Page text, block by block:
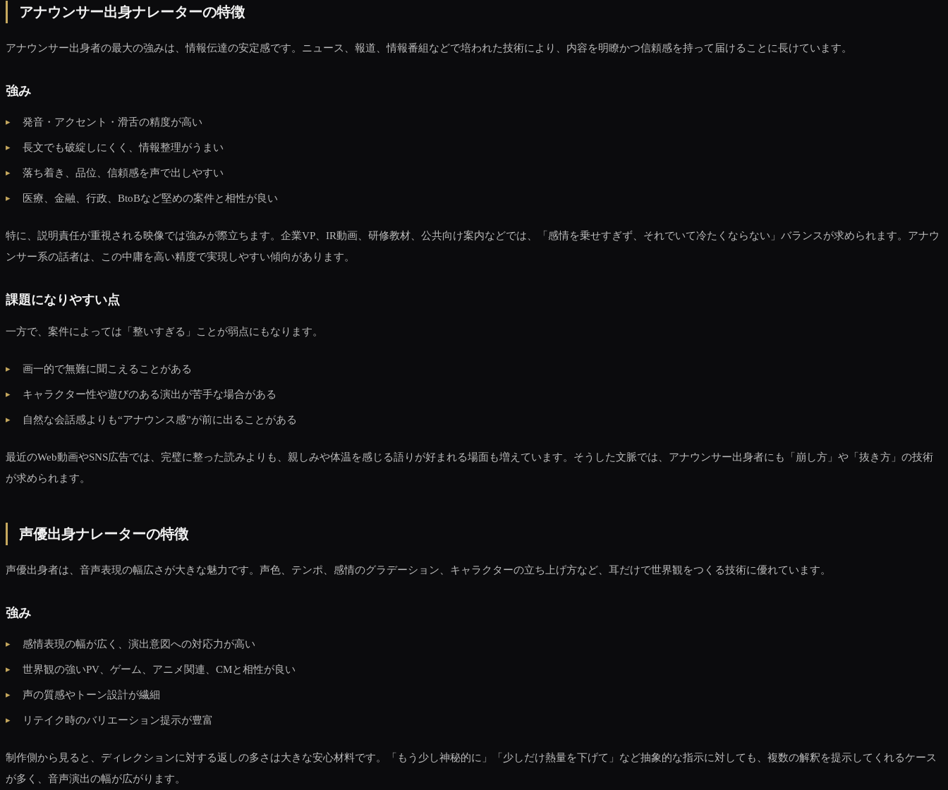
アナウンサー出身ナレーターの特徴
アナウンサー出身者の最大の強みは、情報伝達の安定感です。ニュース、報道、情報番組などで培われた技術により、内容を明瞭かつ信頼感を持って届けることに長けています。
強み
発音・アクセント・滑舌の精度が高い
長文でも破綻しにくく、情報整理がうまい
落ち着き、品位、信頼感を声で出しやすい
医療、金融、行政、BtoBなど堅めの案件と相性が良い
特に、説明責任が重視される映像では強みが際立ちます。企業VP、IR動画、研修教材、公共向け案内などでは、「感情を乗せすぎず、それでいて冷たくならない」バランスが求められます。アナウ
ンサー系の話者は、この中庸を高い精度で実現しやすい傾向があります。
課題になりやすい点
一方で、案件によっては「整いすぎる」ことが弱点にもなります。
画一的で無難に聞こえることがある
キャラクター性や遊びのある演出が苦手な場合がある
自然な会話感よりも“アナウンス感”が前に出ることがある
最近のWeb動画やSNS広告では、完璧に整った読みよりも、親しみや体温を感じる語りが好まれる場面も増えています。そうした文脈では、アナウンサー出身者にも「崩し方」や「抜き方」の技術
が求められます。
声優出身ナレーターの特徴
声優出身者は、音声表現の幅広さが大きな魅力です。声色、テンポ、感情のグラデーション、キャラクターの立ち上げ方など、耳だけで世界観をつくる技術に優れています。
強み
感情表現の幅が広く、演出意図への対応力が高い
世界観の強いPV、ゲーム、アニメ関連、CMと相性が良い
声の質感やトーン設計が繊細
リテイク時のバリエーション提示が豊富
制作側から見ると、ディレクションに対する返しの多さは大きな安心材料です。「もう少し神秘的に」「少しだけ熱量を下げて」など抽象的な指示に対しても、複数の解釈を提示してくれるケース
が多く、音声演出の幅が広がります。